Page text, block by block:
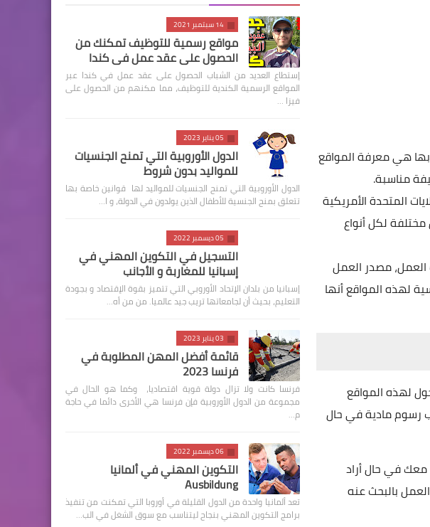
هي معرفة المواقع
مناسبة.
المتحدة الأمريكية
لكل أنواع
العمل، مصدر العمل
لهذه المواقع أنها
لهذه المواقع
رسوم مادية في حال
معك في حال أراد
بالبحث عنه
14 سبتمبر 2021
مواقع رسمية للتوظيف تمكنك من
الحصول على عقد عمل في كندا
إستطاع العديد من الشباب الحصول على عقد عمل في كندا عبر
المواقع الرسمية الكندية للتوظيف، مما مكنهم من الحصول على
فيزا …
05 يناير 2023
الدول الأوروبية التي تمنح الجنسيات
للمواليد بدون شروط
الدول الأوروبية التي تمنح الجنسيات للمواليد لها قوانين خاصة بها
تتعلق بمنح الجنسية للأطفال الذين يولدون في الدولة، و ا…
05 ديسمبر 2022
التسجيل في التكوين المهني في
إسبانيا للمغاربة و الأجانب
إسبانيا من بلدان الإتحاد الأوروبي التي تتميز بقوة الإقتصاد و بجودة
التعليم، بحيث أن لجامعاتها تريب جيد عالميا. من من أه…
03 يناير 2023
قائمة أفضل المهن المطلوبة في
فرنسا 2023
فرنسا كانت ولا تزال دولة قوية اقتصاديا، وكما هو الحال في
مجموعة من الدول الأوروبية فإن فرنسا هي الأخرى دائما في حاجة
م…
06 ديسمبر 2022
التكوين المهني في ألمانيا
Ausbildung
تعد ألمانيا واحدة من الدول القليلة في أوروبا التي تمكنت من تنفيذ
برامج التكوين المهني بنجاح ليتناسب مع سوق الشغل في الب…